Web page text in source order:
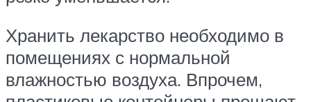
Хранить лекарство необходимо в
помещениях с нормальной
влажностью воздуха. Впрочем,